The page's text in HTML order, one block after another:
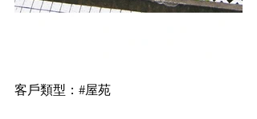
客戶類型：#屋苑